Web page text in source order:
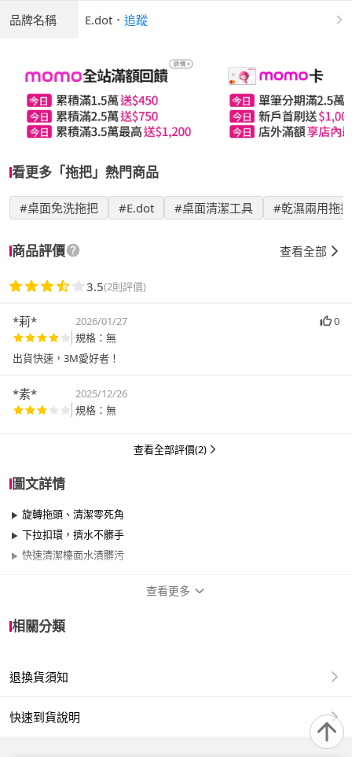
品牌名稱 E.dot ． 追蹤
看更多「拖把」熱門商品
#桌面免洗拖把 #E.dot #桌面清潔工具 #乾濕兩用拖把
商品評價 查看全部
3.5(2則評價)
*莉* 2026/01/27
0
規格：無
出貨快速，3M愛好者！
*素*
2025/12/26
規格：無
查看全部評價(2)
圖文詳情
旋轉拖頭、清潔零死角
下拉扣環，擠水不髒手
快速清潔檯面水漬髒污
適用於
查看更多
相關分類
退換貨須知
快速到貨說明